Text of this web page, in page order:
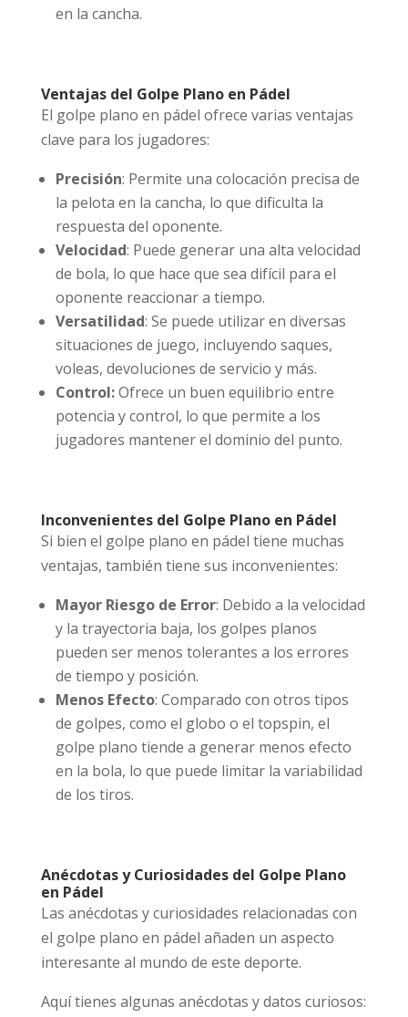
en la cancha.
Ventajas del Golpe Plano en Pádel
El golpe plano en pádel ofrece varias ventajas
clave para los jugadores:
Precisión: Permite una colocación precisa de
la pelota en la cancha, lo que dificulta la
respuesta del oponente.
Velocidad: Puede generar una alta velocidad
de bola, lo que hace que sea difícil para el
oponente reaccionar a tiempo.
Versatilidad: Se puede utilizar en diversas
situaciones de juego, incluyendo saques,
voleas, devoluciones de servicio y más.
Control:Ofrece un buen equilibrio entre
potencia y control, lo que permite a los
jugadores mantener el dominio del punto.
Inconvenientes del Golpe Plano en Pádel
Si bien el golpe plano en pádel tiene muchas
ventajas, también tiene sus inconvenientes:
Mayor Riesgo de Error: Debido a la velocidad
y la trayectoria baja, los golpes planos
pueden ser menos tolerantes a los errores
de tiempo y posición.
Menos Efecto: Comparado con otros tipos
de golpes, como el globo o el topspin, el
golpe plano tiende a generar menos efecto
en la bola, lo que puede limitar la variabilidad
de los tiros.
Anécdotas y Curiosidades del Golpe Plano
en Pádel
Las anécdotas y curiosidades relacionadas con
el golpe plano en pádel añaden un aspecto
interesante al mundo de este deporte.
Aquí tienes algunas anécdotas y datos curiosos: